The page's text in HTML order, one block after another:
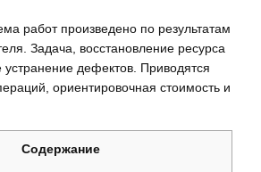
работ произведено по результатам
Задача, восстановление ресурса
устранение дефектов. Приводятся
ориентировочная стоимость и
Содержание